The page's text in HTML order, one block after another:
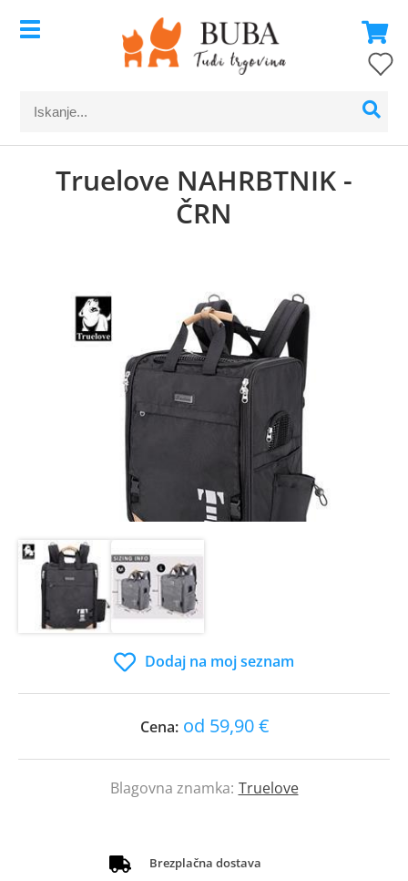
Truelove NAHRBTNIK -
ČRN
Dodaj na moj seznam
Cena: od 59,90 €
Blagovna znamka: Truelove
Brezplačna dostava